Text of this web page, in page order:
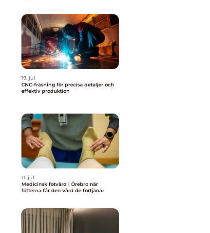
19. jul
CNC-fräsning för precisa detaljer och
effektiv produktion
11. jul
Medicinsk fotvård i Örebro när
fötterna får den vård de förtjänar